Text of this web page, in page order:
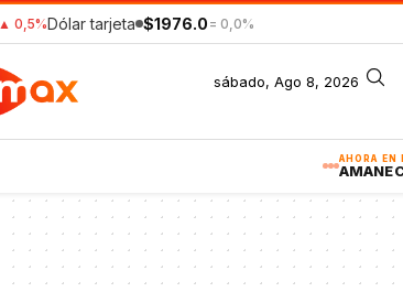
▲ 0,5%Dólar tarjeta $1976.0 = 0,0%
sábado, Ago 8, 2026
AHORA EN